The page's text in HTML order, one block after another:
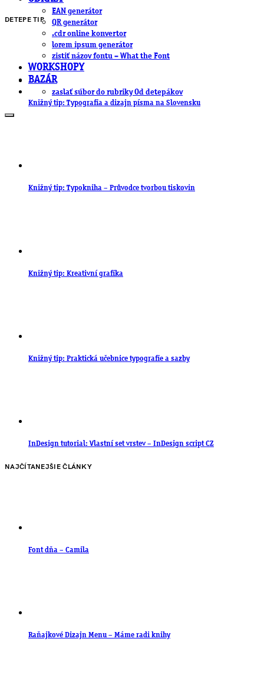
EAN generátor
QR generátor
.cdr online konvertor
lorem ipsum generátor
zistiť názov fontu – What the Font
WORKSHOPY
BAZÁR
zaslať súbor do rubriky Od detepákov
DETEPE TIP
Knižný tip: Typografia a dizajn písma na Slovensku
Knižný tip: Typokniha – Průvodce tvorbou tiskovin
Knižný tip: Kreativní grafika
Knižný tip: Praktická učebnice typografie a sazby
InDesign tutorial: Vlastní set vrstev – InDesign script CZ
NAJČÍTANEJŠIE ČLÁNKY
Font dňa – Camila
Raňajkové Dizajn Menu – Máme radi knihy